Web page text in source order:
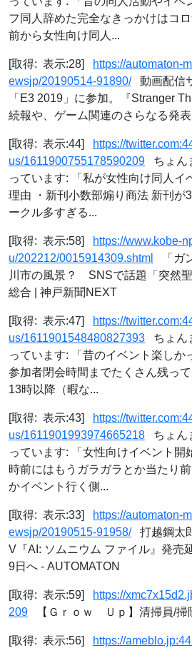
フ同人辞めた完全なきっかけはコ
前から女性向け同人...
[取得: 表示:28]
https://automaton-
ewsjp/20190514-91890/動画配信
「E3 2019」に参加。『Stranger
続報や、ゲーム関連のさらなる発
[取得: 表示:44]
https://
us/1611900755178590209 ちょん
っています: 「私が女性向け同人イ
理由 ・新刊小数部煽り商法 新刊が
ークル多すぎる...
[取得: 表示:58]
https://www.kobe-
u/202212/0015914309.shtml
「ガ
川市の風景？ SNSで話題「突然聖
総合 | 神戸新聞NEXT
[取得: 表示:47]
https://
us/1611901548480827393 ちょん
っています: 「昔のイベント楽しか
参加者閉会時間までたくさん残っ
13時以降（暇な...
[取得: 表示:43]
https://
us/1611901993974665218 ちょん
っています: 「女性向けイベント開
時前にはもうガラガラとか当たり
かイベント行く側...
[取得: 表示:33]
https://automaton-
ewsjp/20190515-91958/打越鋼太
V『AI: ソムニウム ファイル』発売
9日へ - AUTOMATON
[取得: 表示:59]
https://
209 【Ｇｒｏｗ Ｕｐ】清掃員/掃
[取得: 表示:56]
https://